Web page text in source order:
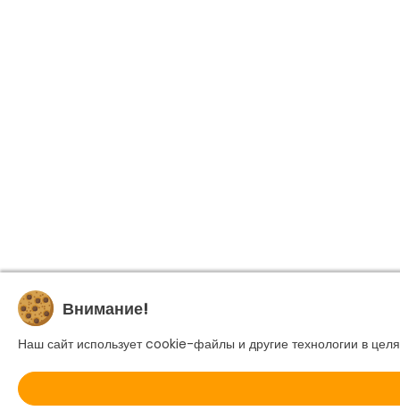
Внимание!
Наш сайт использует cookie-файлы и другие технологии в